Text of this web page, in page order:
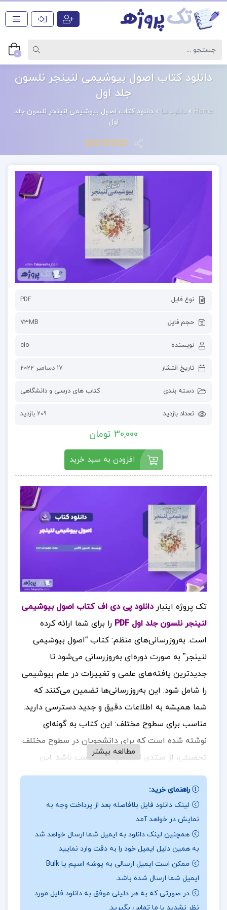
0
دانلود کتاب اصول بیوشیمی لنینجر نلسون
جلد اول
Home
» دانلود ها »دانلود کتاب اصول بیوشیمی لنینجر نلسون جلد
اول
نوع فایل PDF
حجم فایل 73MB
نویسنده cio
تاریخ انتشار 17 دسامبر 2022
دسته بندی کتاب های درسی و دانشگاهی
تعداد بازدید 209 بازدید
30,000 تومان
افزودن به سبد خرید
تک پروژه اینبار دانلود پی دی اف کتاب اصول بیوشیمی
لنینجر نلسون جلد اول PDF
را برای شما ارائه کرده
است. به‌روزرسانی‌های منظم: کتاب “اصول بیوشیمی
لنینجر” به صورت دوره‌ای به‌روزرسانی می‌شود تا
جدیدترین یافته‌های علمی و تغییرات در علم بیوشیمی
را شامل شود. این به‌روزرسانی‌ها تضمین می‌کنند که
شما همیشه به اطلاعات دقیق و جدید دسترسی دارید.
مناسب برای سطوح مختلف: این کتاب به گونه‌ای
نوشته شده است که برای دانشجویان در سطوح مختلف
تحصیلی، از مبتدی تا پیشرفته، مناسب باشد. این
ویژگی باعث می‌شود که هر کسی با هر سطح دانشی
بتواند از این کتاب بهره‌مند شود
کتاب های بیشتر همراهتک پروژهباشید.
نقد کتاب اصول بیوشیمی لنینجر نلسون جلد اول
تمرین‌ها و مثال‌های متنوع: هر فصل از کتاب شامل
تمرین‌ها و مثال‌های کاربردی است که به دانشجویان
کمک می‌کند تا مفاهیم را به خوبی درک کرده و
مهارت‌های عملی خود را تقویت کنند. ساختار منظم و
مطالعه بیشتر
راهنمای خرید:
لینک دانلود فایل بلافاصله بعد از پرداخت وجه به
نمایش در خواهد آمد.
همچنین لینک دانلود به ایمیل شما ارسال خواهد شد
به همین دلیل ایمیل خود را به دقت وارد نمایید.
ممکن است ایمیل ارسالی به پوشه اسپم یا Bulk
ایمیل شما ارسال شده باشد.
در صورتی که به هر دلیلی موفق به دانلود فایل مورد
نظر نشدید با ما تماس بگیرید.